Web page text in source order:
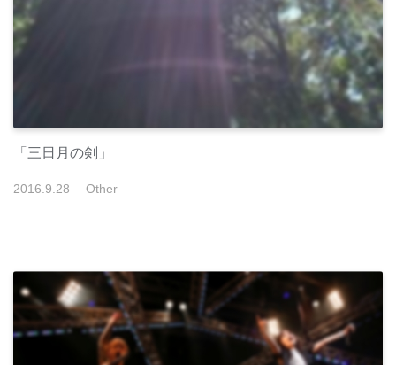
「三日月の剣」
2016.9.28 Other